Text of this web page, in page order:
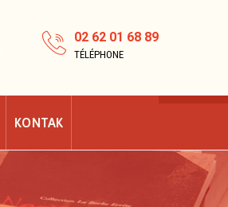
02 62 01 68 89
TÉLÉPHONE
KONTAK